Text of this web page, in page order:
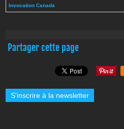
Invocation Canada
Partager cette page
S'inscrire à la newsletter